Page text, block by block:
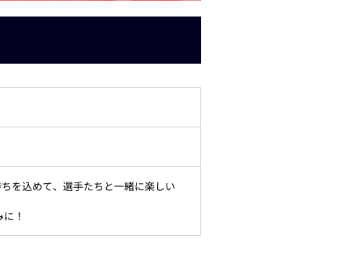
を込めて、選手たちと一緒に楽しい
！